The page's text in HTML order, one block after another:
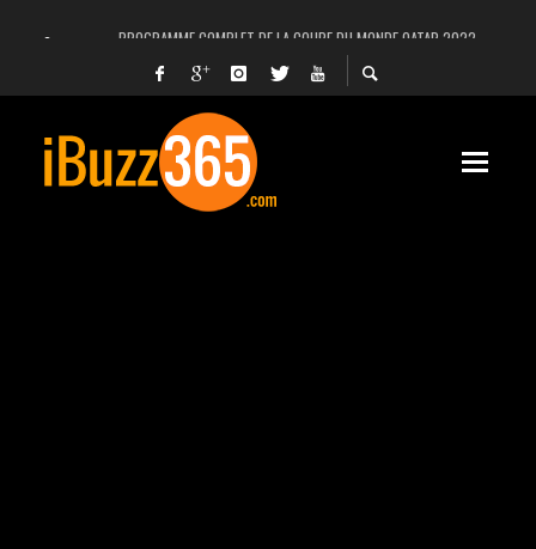
PROGRAMME COMPLET DE LA COUPE DU MONDE QATAR 2022
FACEBOOK, INSTAGRAM ET WHATSAPP HORS SERVICE! EST-CE UNE CYBER-
UNE VIDÉO 4K MONTRE LA PLANÈTE MARS EN ULTRA-HAUTE DÉFINITION
LANCEMENT DU PREMIER VOL HABITÉ DE SPACEX
DÉCÈS DE L’EX-PRÉSIDENT ZINE EL ABIDINE BEN ALI, SERA-T-IL ENTERRÉ EN